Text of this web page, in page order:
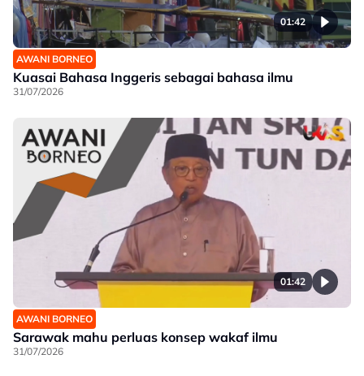
01:42
AWANI BORNEO
Kuasai Bahasa Inggeris sebagai bahasa ilmu
31/07/2026
01:42
AWANI BORNEO
Sarawak mahu perluas konsep wakaf ilmu
31/07/2026